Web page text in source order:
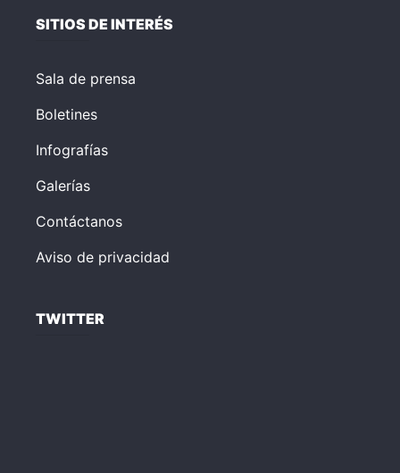
SITIOS DE INTERÉS
Sala de prensa
Boletines
Infografías
Galerías
Contáctanos
Aviso de privacidad
TWITTER